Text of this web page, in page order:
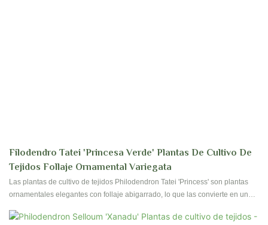
Filodendro Tatei 'Princesa Verde' Plantas De Cultivo De
Tejidos Follaje Ornamental Variegata
Las plantas de cultivo de tejidos Philodendron Tatei 'Princess' son plantas
ornamentales elegantes con follaje abigarrado, lo que las convierte en una
través del cultivo de tejidos, asegurando un crecimiento saludable y vigoroso